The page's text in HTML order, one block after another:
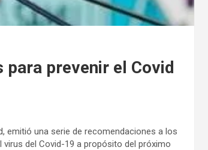
para prevenir el Covid
emitió una serie de recomendaciones a los
del Covid-19 a propósito del próximo